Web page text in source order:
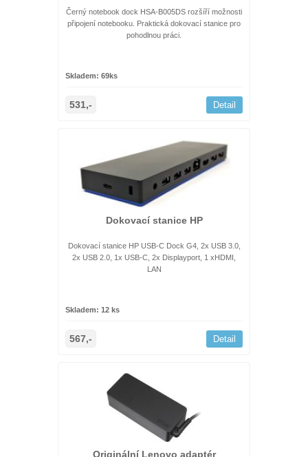
Černý notebook dock HSA-B005DS rozšíří možnosti
připojení notebooku. Praktická dokovací stanice pro
pohodlnou práci.
Skladem: 69ks
531,- Detail
Dokovací stanice HP
Dokovací stanice HP USB-C Dock G4, 2x USB 3.0,
2x USB 2.0, 1x USB-C, 2x Displayport, 1 xHDMI,
LAN
Skladem: 12 ks
567,- Detail
Originální Lenovo adaptér